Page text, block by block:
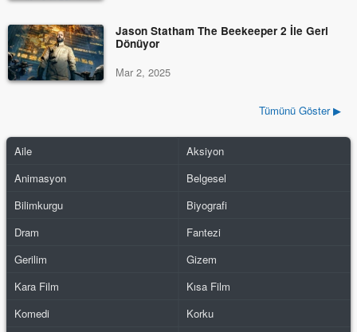
Jason Statham The Beekeeper 2 İle Geri
Dönüyor
Mar 2, 2025
Tümünü Göster ▶
Aile
Aksiyon
Animasyon
Belgesel
Bilimkurgu
Biyografi
Dram
Fantezi
Gerilim
Gizem
Kara Film
Kısa Film
Komedi
Korku